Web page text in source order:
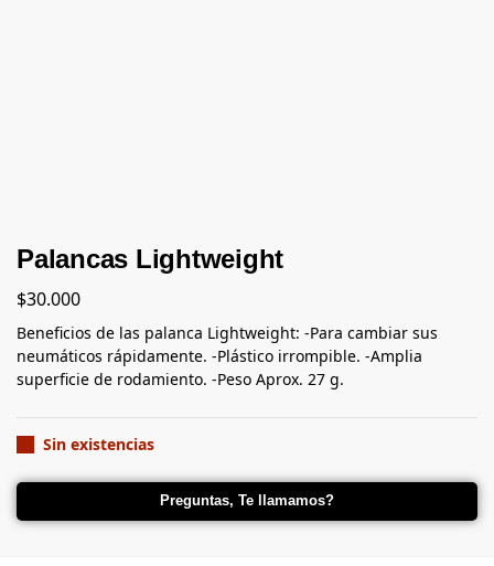
Palancas Lightweight
$30.000
Beneficios de las palanca Lightweight: -Para cambiar sus
neumáticos rápidamente. -Plástico irrompible. -Amplia
superficie de rodamiento. -Peso Aprox. 27 g.
Sin existencias
Preguntas, Te llamamos?